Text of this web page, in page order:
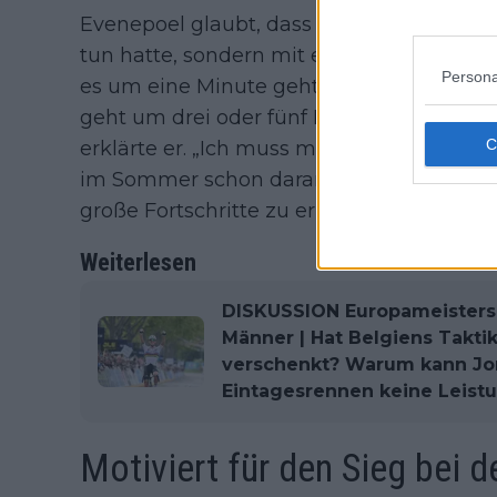
Evenepoel glaubt, dass sein Rückstand
tun hatte, sondern mit einer längeren
es um eine Minute geht. In der Phase
geht um drei oder fünf Minuten, und
erklärte er. „Ich muss mich daran
im Sommer schon daran gearbeitet,
große Fortschritte zu erzielen.“
Weiterlesen
DISKUSSION
Männer | Hat Belgiens
verschenkt? Warum kann
Eintagesrennen keine
Motiviert für den Sieg bei